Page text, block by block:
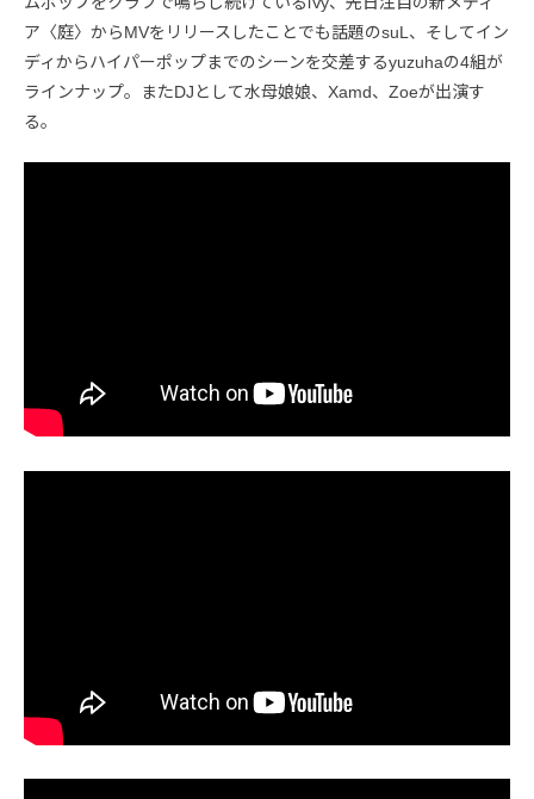
ア〈庭〉からMVをリリースしたことでも話題のsuL、そしてイン
ディからハイパーポップまでのシーンを交差するyuzuhaの4組が
ラインナップ。またDJとして水母娘娘、Xamd、Zoeが出演す
る。